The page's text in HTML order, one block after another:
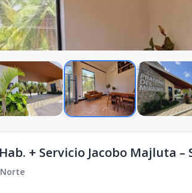
+ Servicio Jacobo Majluta –